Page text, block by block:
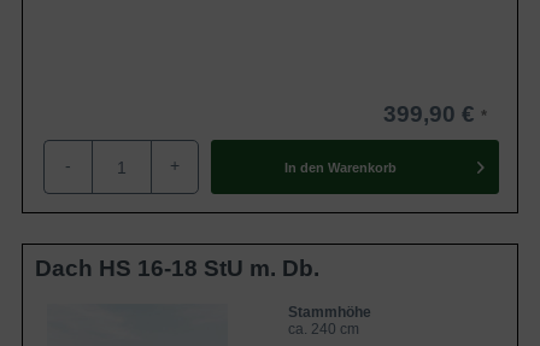
399,90 €
- + In den Warenkorb
Dach HS 16-18 StU m. Db.
Stammhöhe
ca. 240 cm